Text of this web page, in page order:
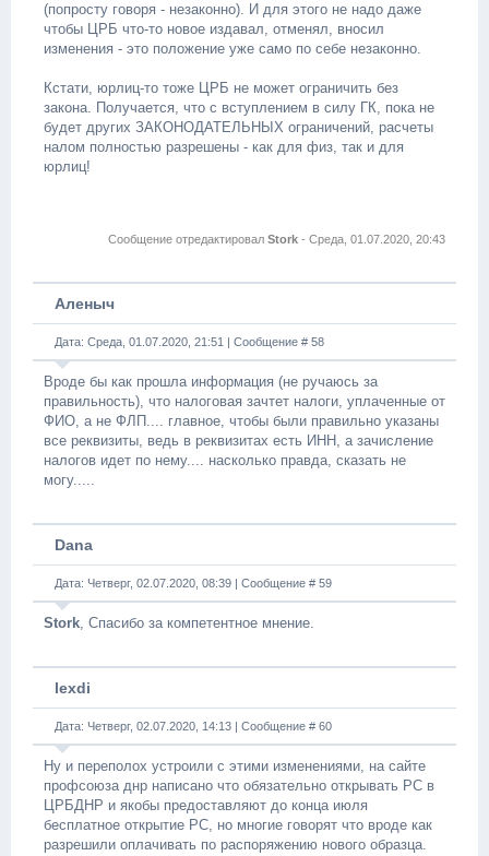
(попросту говоря - незаконно). И для этого не надо даже
чтобы ЦРБ что-то новое издавал, отменял, вносил
изменения - это положение уже само по себе незаконно.
Кстати, юрлиц-то тоже ЦРБ не может ограничить без
закона. Получается, что с вступлением в силу ГК, пока не
будет других ЗАКОНОДАТЕЛЬНЫХ ограничений, расчеты
налом полностью разрешены - как для физ, так и для
юрлиц!
Сообщение отредактировал Stork - Среда, 01.07.2020, 20:43
Аленыч
Дата: Среда, 01.07.2020, 21:51 | Сообщение # 58
Вроде бы как прошла информация (не ручаюсь за
правильность), что налоговая зачтет налоги, уплаченные от
ФИО, а не ФЛП.... главное, чтобы были правильно указаны
все реквизиты, ведь в реквизитах есть ИНН, а зачисление
налогов идет по нему.... насколько правда, сказать не
могу.....
Dana
Дата: Четверг, 02.07.2020, 08:39 | Сообщение # 59
Stork, Спасибо за компетентное мнение.
lexdi
Дата: Четверг, 02.07.2020, 14:13 | Сообщение # 60
Ну и переполох устроили с этими изменениями, на сайте
профсоюза днр написано что обязательно открывать РС в
ЦРБДНР и якобы предоставляют до конца июля
бесплатное открытие РС, но многие говорят что вроде как
разрешили оплачивать по распоряжению нового образца.